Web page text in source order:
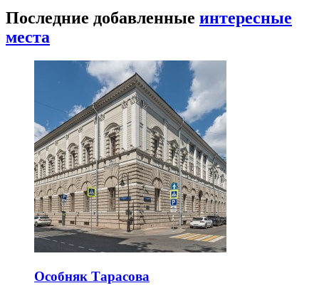
Последние добавленные интересные
места
Особняк Тарасова